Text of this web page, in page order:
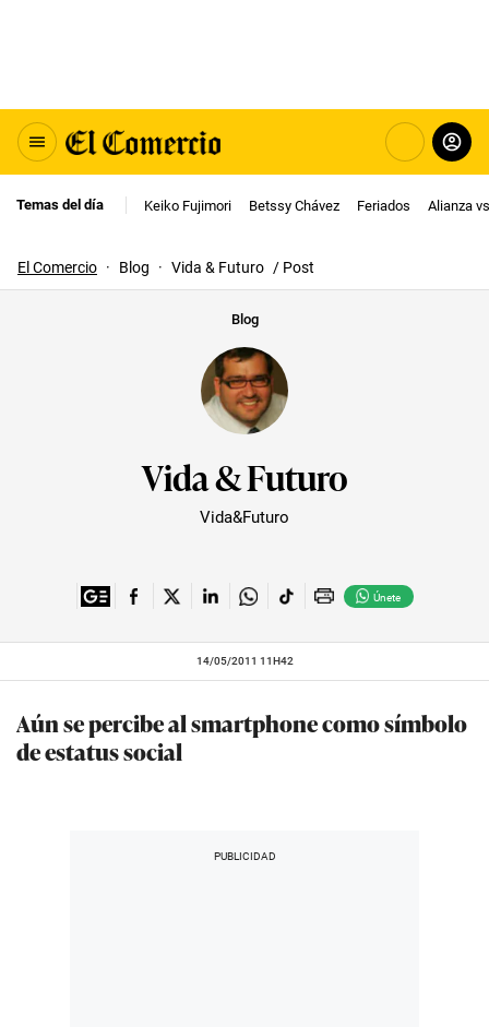
Temas del día Keiko Fujimori Betssy Chávez Feriados Alianza
El Comercio · Blog · Vida & Futuro / Post
Blog
Vida & Futuro
Vida&Futuro
Únete
14/05/2011 11H42
Aún se percibe al smartphone como símbolo
de estatus social